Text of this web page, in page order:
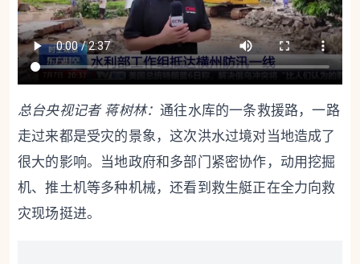
总台央视记者 蒋树林：通往水库的一条救援路，一路
走过来都是受灾的景象，这次洪水过境对当地造成了
很大的影响。当地政府和多部门紧密协作，动用挖掘
机、推土机等多种机械，还看到救生艇正在全力向救
灾现场挺进。